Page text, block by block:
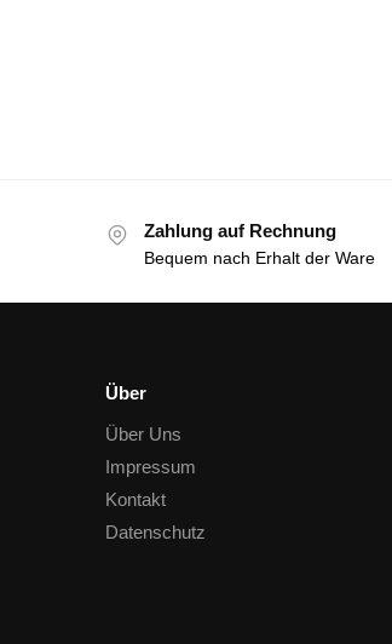
Zahlung auf Rechnung
Bequem nach Erhalt der Ware
Über
Über Uns
Impressum
Kontakt
Datenschutz